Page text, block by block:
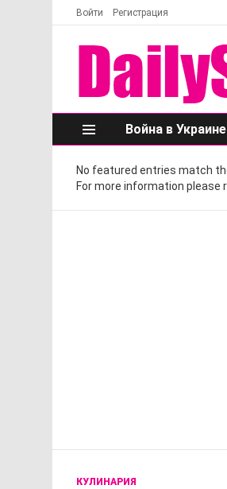
Войти Регистрация
Меню
Война в Украине
No featured entries match
For more information
КУЛИНАРИЯ